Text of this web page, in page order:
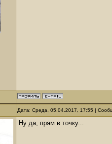
Дата: Среда, 05.04.2017, 17:55 |
Ну да, прям в точку...